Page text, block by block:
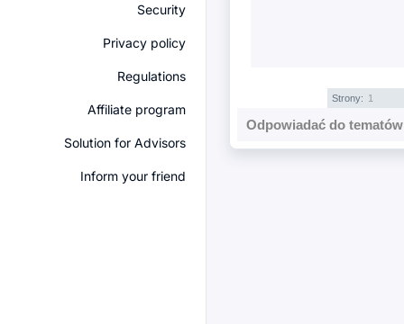
Security
Privacy policy
Regulations
Affiliate program
Solution for Advisors
Inform your friend
Strony: 1
Odpowiadać do